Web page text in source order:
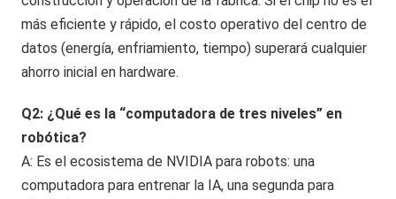
más eficiente y rápido, el costo operativo del centro de
datos (energía, enfriamiento, tiempo) superará cualquier
ahorro inicial en hardware.
Q2: ¿Qué es la “computadora de tres niveles” en
robótica?
A: Es el ecosistema de NVIDIA para robots: una
computadora para entrenar la IA, una segunda para